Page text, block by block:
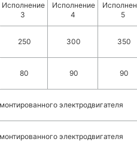
Исполнение
3
Исполнение
4
5
250 300 350
80 90 90
электродвигателя
электродвигателя